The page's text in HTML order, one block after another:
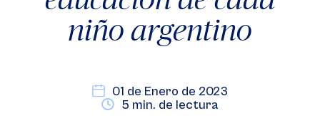
niño argentino
01 de Enero de 2023
5 min. de lectura